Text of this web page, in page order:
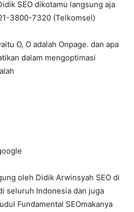
SEO dikotamu langsung aja
3800-7320 (Telkomsel)
O, O adalah Onpage. dan apa
dalam mengoptimasi
oleh Didik Arwinsyah SEO di
seluruh Indonesia dan juga
Fundamental SEOmakanya